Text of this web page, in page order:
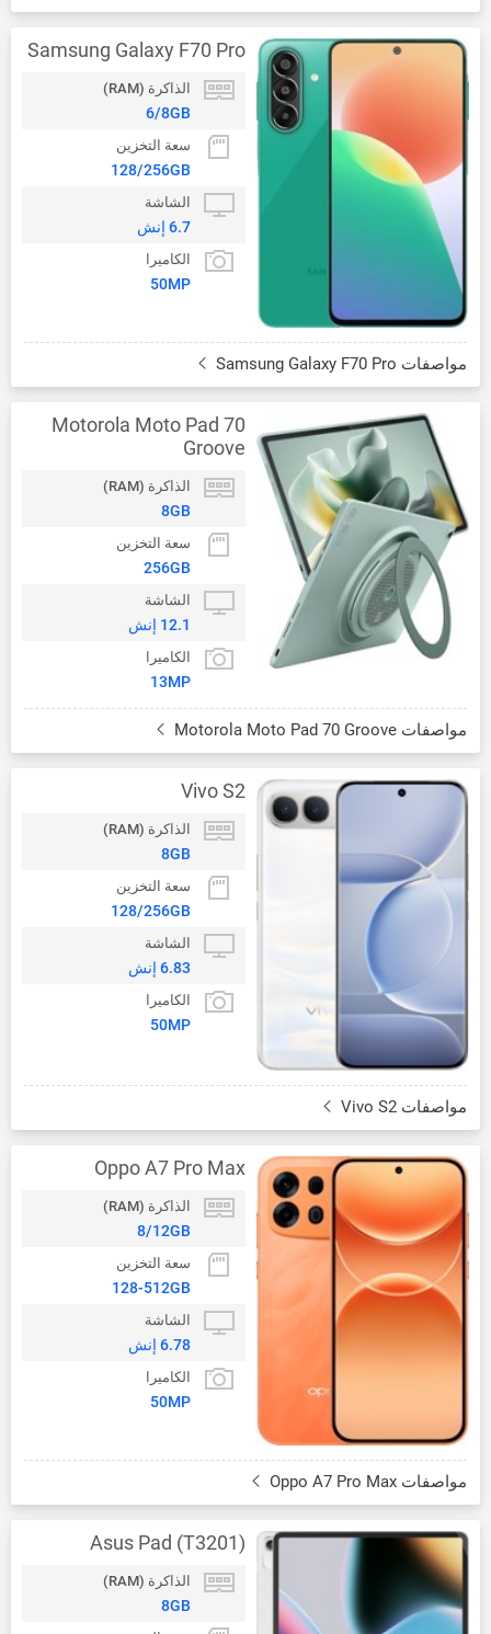
Samsung Galaxy F70 Pro
الذاكرة (RAM)
6/8GB
سعة التخزين
128/256GB
الشاشة
6.7 إنش
الكاميرا
50MP
مواصفات Samsung Galaxy F70 Pro
Motorola Moto Pad 70
Groove
الذاكرة (RAM)
8GB
سعة التخزين
256GB
الشاشة
12.1 إنش
الكاميرا
13MP
مواصفات Motorola Moto Pad 70 Groove
Vivo S2
الذاكرة (RAM)
8GB
سعة التخزين
128/256GB
الشاشة
6.83 إنش
الكاميرا
50MP
مواصفات Vivo S2
Oppo A7 Pro Max
الذاكرة (RAM)
8/12GB
سعة التخزين
128-512GB
الشاشة
6.78 إنش
الكاميرا
50MP
مواصفات Oppo A7 Pro Max
Asus Pad (T3201)
الذاكرة (RAM)
8GB